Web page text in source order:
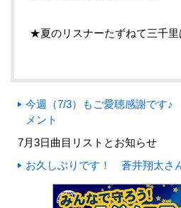
★夏のリスナーたずねて三千里
今週（7/3）もご愛聴感謝です
メント
7月3日曲目リストとお知らせ
お久しぶりです！ 蒼井翔太さ